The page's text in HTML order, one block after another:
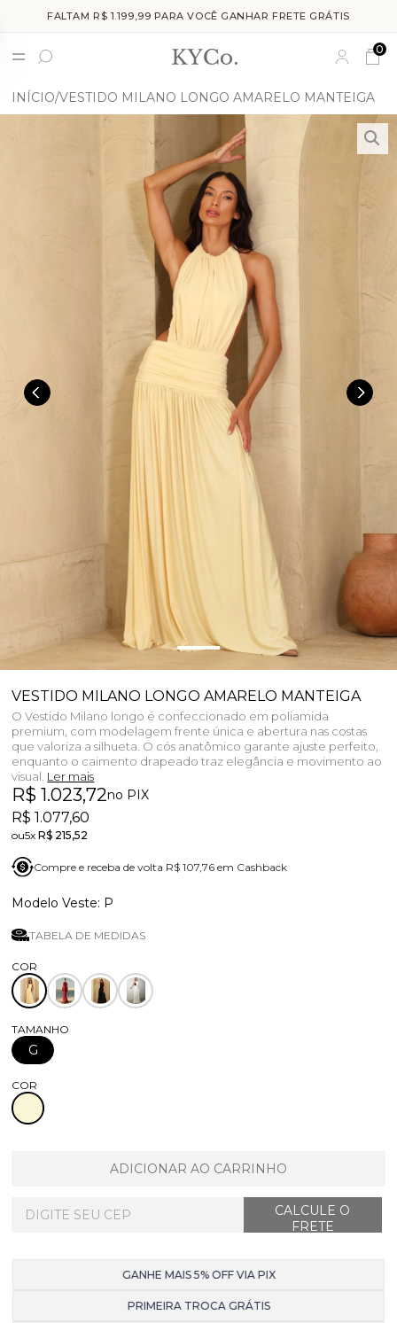
FALTAM R$ 1.199,99 PARA VOCÊ GANHAR FRETE GRÁTIS
0
INÍCIO VESTIDO MILANO LONGO AMARELO MANTEIGA
VESTIDO MILANO LONGO AMARELO MANTEIGA
O Vestido Milano longo é confeccionado em poliamida
premium, com modelagem frente única e abertura nas costas
que valoriza a silhueta. O cós anatômico garante ajuste perfeito,
enquanto o caimento drapeado traz elegância e movimento ao
visual. Ler mais
R$ 1.023,72no PIX
R$ 1.077,60
5xR$ 215,52
Compre e receba de volta R$ 107,76 em Cashback
P
TABELA DE MEDIDAS
TAMANHO
G
COR
ADICIONAR AO CARRINHO
GANHE MAIS 5% OFF VIA PIX
PRIMEIRA TROCA GRÁTIS